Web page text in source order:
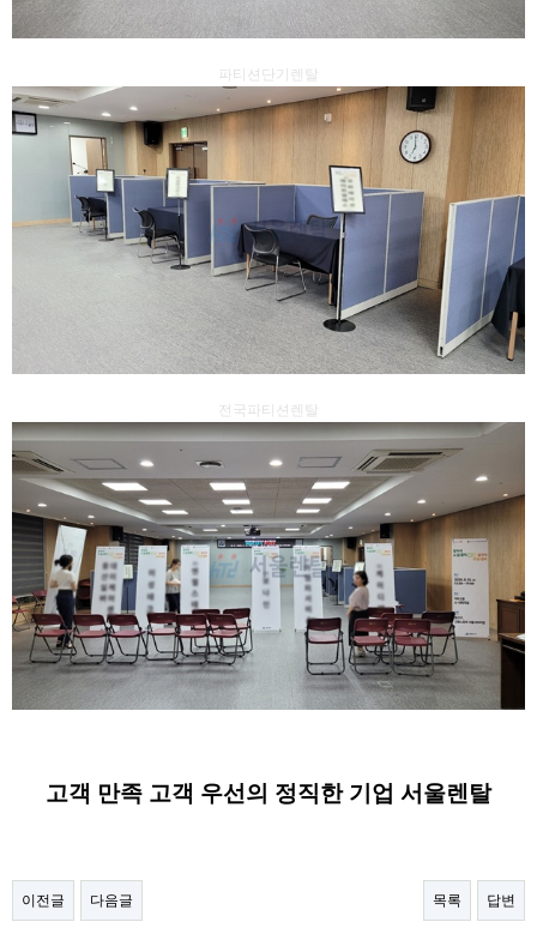
파티션단기렌탈
전국파티션렌탈
고객 만족 고객 우선의 정직한 기업 서울렌탈
이전글 다음글 목록 답변